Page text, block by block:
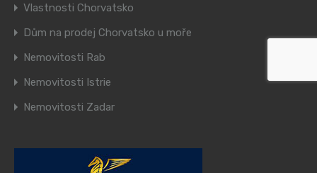
Vlastnosti Chorvatsko
Dům na prodej Chorvatsko u moře
Nemovitosti Rab
Nemovitosti Istrie
Nemovitosti Zadar